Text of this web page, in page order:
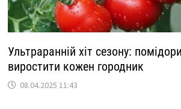
Ультраранній хіт сезону:
виростити кожен городник
08.04.2025 11:43